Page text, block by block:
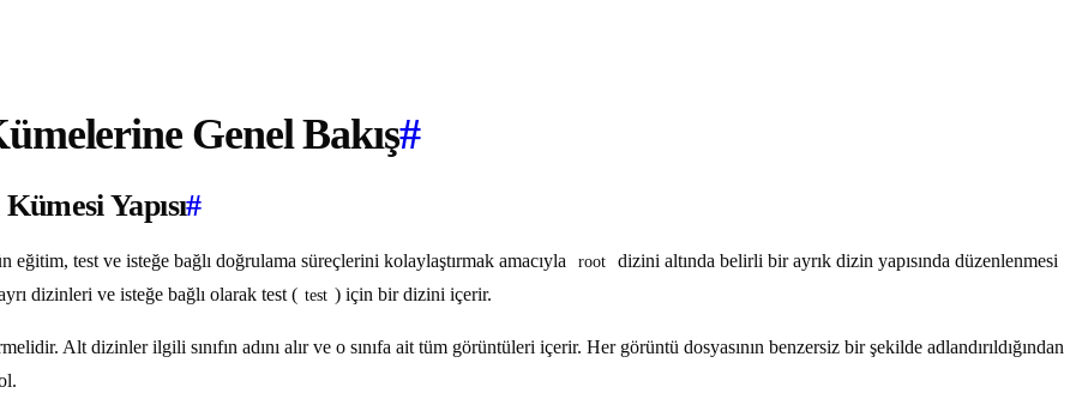
Genel Bakış#
Yapısı#
test ve isteğe bağlı doğrulama süreçlerini kolaylaştırmak amacıyla root
dizini altında belirli bir ayrık dizin yapısında düzenlenmesi
dizinleri ve isteğe bağlı olarak test ( test ) için bir dizini içerir.
Alt dizinler ilgili sınıfın adını alır ve o sınıfa ait tüm görüntüleri içerir. Her görüntü dosyasının benzersiz bir şekilde adlandırıldığından